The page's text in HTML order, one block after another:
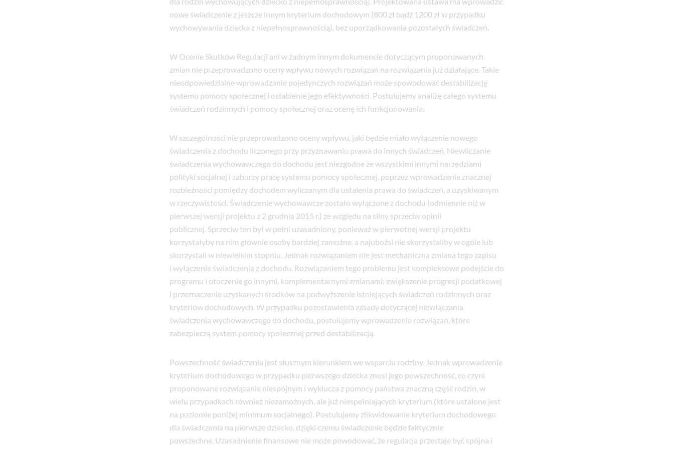
nowe świadczenie z jeszcze innym kryterium dochodowym (800 zł bądź 1200 zł w przypadku
wychowywania dziecka z niepełnosprawnością), bez uporządkowania pozostałych świadczeń.
W Ocenie Skutków Regulacji ani w żadnym innym dokumencie dotyczącym proponowanych
zmian nie przeprowadzono oceny wpływu nowych rozwiązań na rozwiązania już działające. Takie
nieodpowiedzialne wprowadzanie pojedynczych rozwiązań może spowodować destabilizację
systemu pomocy społecznej i osłabienie jego efektywności. Postulujemy analizę całego systemu
świadczeń rodzinnych i pomocy społecznej oraz ocenę ich funkcjonowania.
W szczególności nie przeprowadzono oceny wpływu, jaki będzie miało wyłączenie nowego
świadczenia z dochodu liczonego przy przyznawaniu prawa do innych świadczeń. Niewliczanie
świadczenia wychowawczego do dochodu jest niezgodne ze wszystkimi innymi narzędziami
polityki socjalnej i zaburzy pracę systemu pomocy społecznej, poprzez wprowadzenie znacznej
rozbieżności pomiędzy dochodem wyliczanym dla ustalenia prawa do świadczeń, a uzyskiwanym
w rzeczywistości. Świadczenie wychowawcze zostało wyłączone z dochodu (odmiennie niż w
pierwszej wersji projektu z 2 grudnia 2015 r.) ze względu na silny sprzeciw opinii
publicznej. Sprzeciw ten był w pełni uzasadniony, ponieważ w pierwotnej wersji projektu
korzystałyby na nim głównie osoby bardziej zamożne, a najubożsi nie skorzystaliby w ogóle lub
skorzystali w niewielkim stopniu. Jednak rozwiązaniem nie jest mechaniczna zmiana tego zapisu
i wyłączenie świadczenia z dochodu. Rozwiązaniem tego problemu jest kompleksowe podejście do
programu i otoczenie go innymi, komplementarnymi zmianami: zwiększenie progresji podatkowej
i przeznaczenie uzyskanych środków na podwyższenie istniejących świadczeń rodzinnych oraz
kryteriów dochodowych. W przypadku pozostawienia zasady dotyczącej niewłączania
świadczenia wychowawczego do dochodu, postulujemy wprowadzenie rozwiązań, które
zabezpieczą system pomocy społecznej przed destabilizacją.
Powszechność świadczenia jest słusznym kierunkiem we wsparciu rodziny. Jednak wprowadzenie
kryterium dochodowego w przypadku pierwszego dziecka znosi jego powszechność, co czyni
proponowane rozwiązanie niespójnym i wyklucza z pomocy państwa znaczną część rodzin, w
wielu przypadkach również niezamożnych, ale już niespełniających kryterium (które ustalone jest
na poziomie poniżej minimum socjalnego). Postulujemy zlikwidowanie kryterium dochodowego
dla świadczenia na pierwsze dziecko, dzięki czemu świadczenie będzie faktycznie
powszechne. Uzasadnienie finansowe nie może powodować, że regulacja przestaje być spójna i